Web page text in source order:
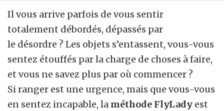
Il vous arrive parfois de vous sentir
totalement débordés, dépassés par
le désordre ? Les objets s’entassent, vous-vous
sentez étouffés par la charge de choses à faire,
et vous ne savez plus par où commencer ?
Siranger est une urgence, mais que vous-vous
en sentez incapable, la méthode FlyLady est